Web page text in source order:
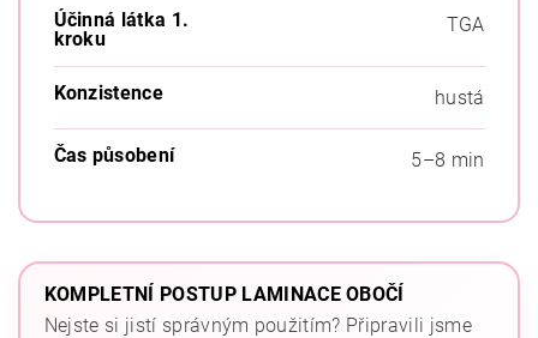
Účinná látka 1.
kroku
TGA
Konzistence hustá
Čas působení 5–8 min
KOMPLETNÍ POSTUP LAMINACE OBOČÍ
Nejste si jistí správným použitím? Připravili jsme